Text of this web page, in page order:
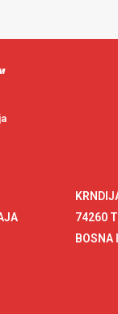
74260
BOSNA